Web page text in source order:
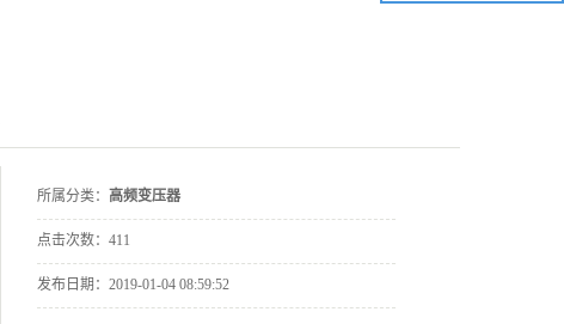
所属分类： 高频变压器
点击次数： 411
发布日期： 2019-01-04 08:59:52